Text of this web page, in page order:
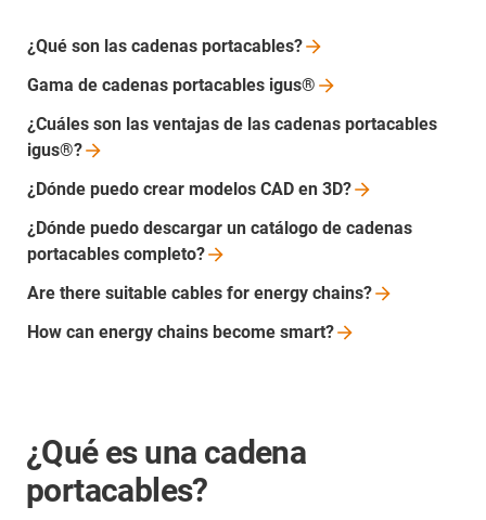
¿Qué son las cadenas portacables?
Gama de cadenas portacables igus®
¿Cuáles son las ventajas de las cadenas portacables
igus®?
¿Dónde puedo crear modelos CAD en 3D?
¿Dónde puedo descargar un catálogo de cadenas
portacables completo?
Are there suitable cables for energy chains?
How can energy chains become smart?
¿Qué es una cadena
portacables?